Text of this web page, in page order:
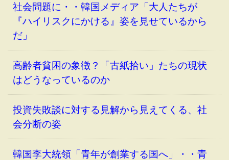
社会問題に・・韓国メディア「大人たちが
『ハイリスクにかける』姿を見せているから
だ」
高齢者貧困の象徴？「古紙拾い」たちの現状
はどうなっているのか
投資失敗談に対する見解から見えてくる、社
会分断の姿
韓国李大統領「青年が創業する国へ」・・青